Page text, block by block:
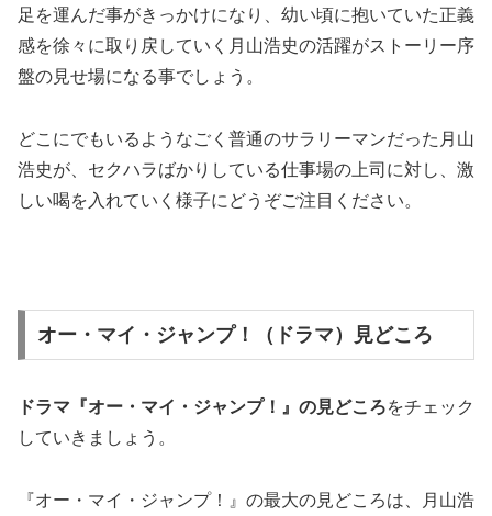
足を運んだ事がきっかけになり、幼い頃に抱いていた正義
感を徐々に取り戻していく月山浩史の活躍がストーリー序
盤の見せ場になる事でしょう。
どこにでもいるようなごく普通のサラリーマンだった月山
浩史が、セクハラばかりしている仕事場の上司に対し、 激
しい喝を入れていく様子にどうぞご注目ください。
オー・マイ・ジャンプ！（ドラマ）見どころ
ドラマ『オー・マイ・ジャンプ！』の見どころをチェック
していきましょう。
『オー・マイ・ジャンプ！』の最大の見どころは、月山浩